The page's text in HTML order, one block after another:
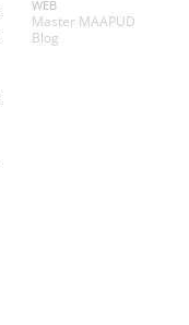
WEB
Master MAAPUD
Blog